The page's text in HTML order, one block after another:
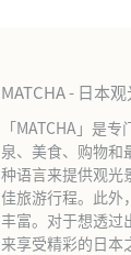
MATCHA - 日本
「MATCHA」是
泉、美食、购物和
种语言来提供观光
佳旅游行程。此外
丰富。对于想透过
来享受精彩的日本